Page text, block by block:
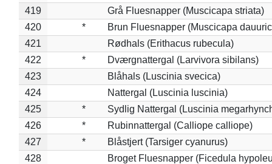
419
Grå Fluesnapper (Muscicapa striata)
420
*
Brun Fluesnapper (Muscicapa
421
Rødhals (Erithacus rubecula)
422
*
Dværgnattergal (Larvivora sibilans)
423
Blåhals (Luscinia svecica)
424
Nattergal (Luscinia luscinia)
425
*
Sydlig Nattergal (Luscinia
426
*
Rubinnattergal (Calliope calliope)
427
*
Blåstjert (Tarsiger cyanurus)
428
Broget Fluesnapper (Ficedula